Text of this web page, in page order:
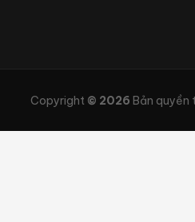
Copyright © 2026 Bản quyền